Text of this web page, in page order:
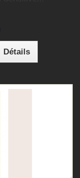
Détails